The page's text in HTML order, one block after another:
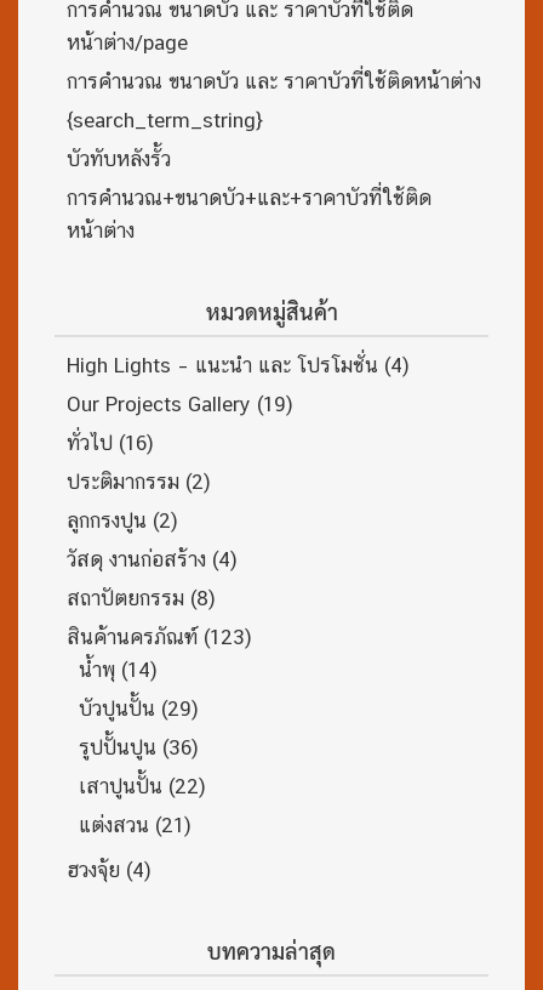
การคำนวณ ขนาดบัว และ ราคาบัวที่ใช้ติด
หน้าต่าง/page
การคำนวณ ขนาดบัว และ ราคาบัวที่ใช้ติดหน้าต่าง
{search_term_string}
บัวทับหลังรั้ว
การคำนวณ+ขนาดบัว+และ+ราคาบัวที่ใช้ติด
หน้าต่าง
หมวดหมู่สินค้า
High Lights – แนะนำ และ โปรโมชั่น (4)
Our Projects Gallery (19)
ทั่วไป (16)
ประติมากรรม (2)
ลูกกรงปูน (2)
วัสดุ งานก่อสร้าง (4)
สถาปัตยกรรม (8)
สินค้านครภัณฑ์ (123)
น้ำพุ (14)
บัวปูนปั้น (29)
รูปปั้นปูน (36)
เสาปูนปั้น (22)
แต่งสวน (21)
ฮวงจุ้ย (4)
บทความล่าสุด